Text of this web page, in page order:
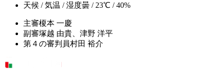
天候 / 気温 / 湿度曇 / 23℃ / 40%
主審榎本 一慶
副審塚越 由貴、津野 洋平
第４の審判員村田 裕介